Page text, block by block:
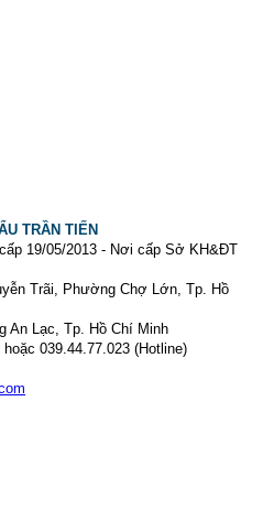
TRẦN TIẾN
19/05/2013 - Nơi cấp Sở KH&ĐT
Trãi, Phường Chợ Lớn, Tp. Hồ
An Lạc, Tp. Hồ Chí Minh
039.44.77.023 (Hotline)